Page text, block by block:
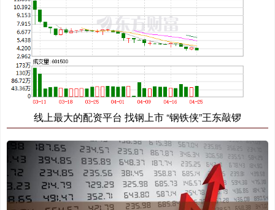
线上最大的配资平台 找钢上市 “钢铁侠”王东敲锣